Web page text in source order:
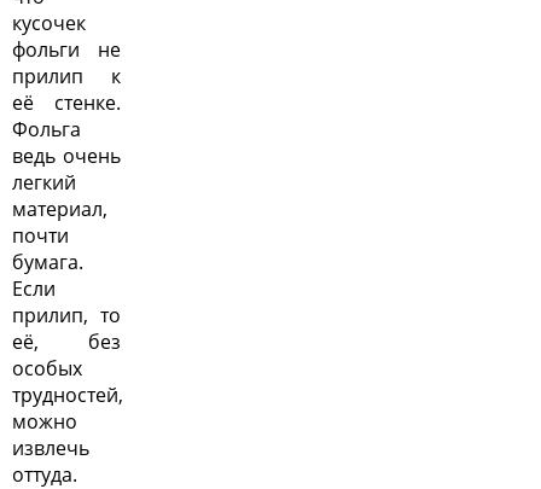
кусочек
фольги не
прилип к
её стенке.
Фольга
ведь очень
легкий
материал,
почти
бумага.
Если
прилип, то
её, без
особых
трудностей,
можно
извлечь
оттуда.